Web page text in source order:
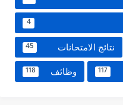
4
نتائج الامتحانات 45
117 وظائف 118